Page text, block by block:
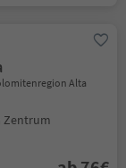
Alta
Zentrum